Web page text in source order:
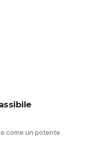
come un potente